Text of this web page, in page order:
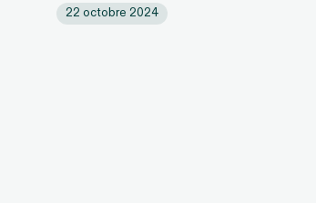
22 octobre 2024